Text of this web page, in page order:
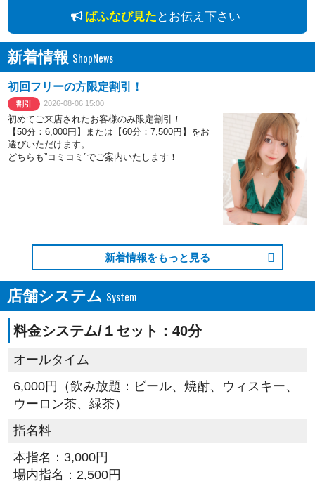
ぱふなび見た とお伝え下さい
新着情報
初回フリーの方限定割引！
割引 2026-08-06 15:00
初めてご来店されたお客様のみ限定割引！
【50分：6,000円】または【60分：7,500円】をお
選びいただけます。
どちらも”コミコミ”でご案内いたします！
新着情報をもっと見る
店舗システム
料金システム/１セット：40分
オールタイム
6,000円（飲み放題：ビール、焼酎、ウィスキー、
ウーロン茶、緑茶）
指名料
本指名：3,000円
場内指名：2,500円